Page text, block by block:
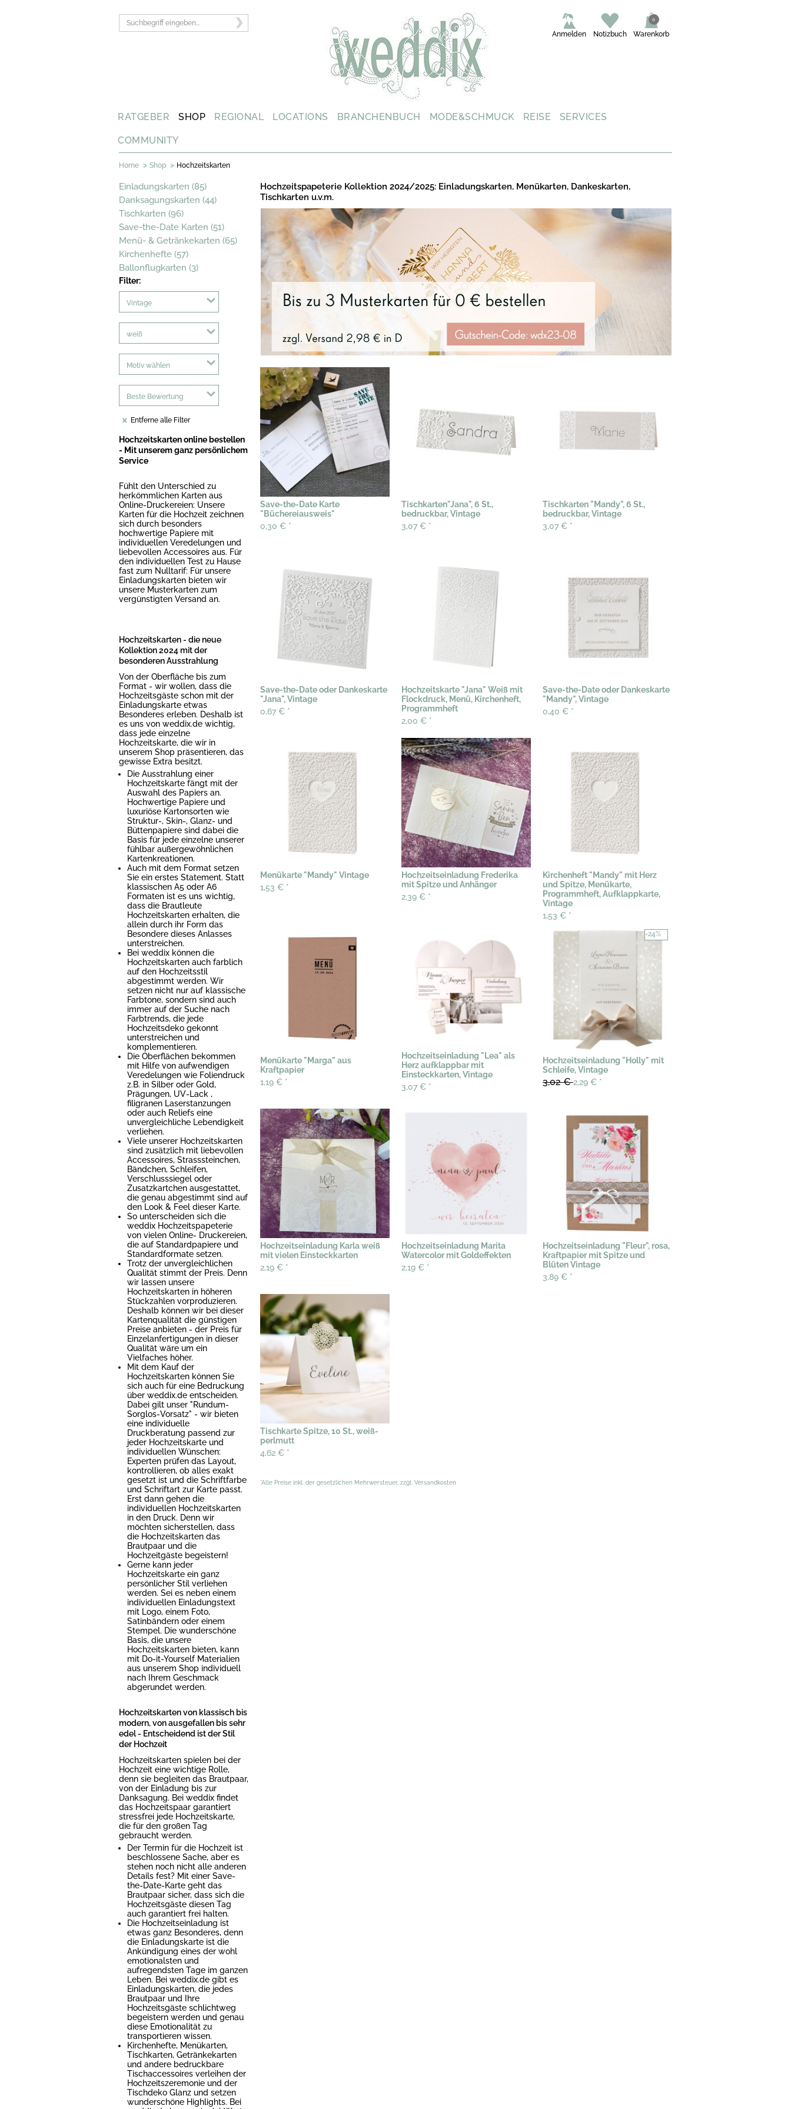
Warenkorb
0
Notizbuch
Anmelden
RATGEBER SHOP REGIONAL LOCATIONS BRANCHENBUCH MODE&SCHMUCK REISE SERVICES
COMMUNITY
Home > Shop > Hochzeitskarten
Einladungskarten (85)
Danksagungskarten (44)
Tischkarten (96)
Save-the-Date Karten (51)
Menü- & Getränkekarten (65)
Kirchenhefte (57)
Ballonflugkarten (3)
Filter:
Vintage
weiß
Motiv wählen
Beste Bewertung
Entferne alle Filter
Hochzeitskarten online bestellen
- Mit unserem ganz persönlichem
Service
Fühlt den Unterschied zu
herkömmlichen Karten aus
Online-Druckereien: Unsere
Karten für die Hochzeit zeichnen
sich durch besonders
hochwertige Papiere mit
individuellen Veredelungen und
liebevollen Accessoires aus. Für
den individuellen Test zu Hause
fast zum Nulltarif: Für unsere
Einladungskarten bieten wir
unsere Musterkarten zum
vergünstigten Versand an.
Hochzeitskarten - die neue
Kollektion 2024 mit der
besonderen Ausstrahlung
Von der Oberfläche bis zum
Format - wir wollen, dass die
Hochzeitsgäste schon mit der
Einladungskarte etwas
Besonderes erleben. Deshalb ist
es uns von weddix.de wichtig,
dass jede einzelne
Hochzeitskarte, die wir in
unserem Shop präsentieren, das
gewisse Extra besitzt.
Die Ausstrahlung einer
Hochzeitskarte fängt mit der
Auswahl des Papiers an.
Hochwertige Papiere und
luxuriöse Kartonsorten wie
Struktur-, Skin-, Glanz- und
Büttenpapiere sind dabei die
Basis für jede einzelne unserer
fühlbar außergewöhnlichen
Kartenkreationen.
Auch mit dem Format setzen
Sie ein erstes Statement. Statt
klassischen A5 oder A6
Formaten ist es uns wichtig,
dass die Brautleute
Hochzeitskarten erhalten, die
allein durch ihr Form das
Besondere dieses Anlasses
unterstreichen.
Bei weddix können die
Hochzeitskarten auch farblich
auf den Hochzeitsstil
abgestimmt werden. Wir
setzen nicht nur auf klassische
Farbtone, sondern sind auch
immer auf der Suche nach
Farbtrends, die jede
Hochzeitsdeko gekonnt
unterstreichen und
komplementieren.
Die Oberflächen bekommen
mit Hilfe von aufwendigen
Veredelungen wie Foliendruck
z.B. in Silber oder Gold,
Prägungen, UV-Lack ,
filigranen Laserstanzungen
oder auch Reliefs eine
unvergleichliche Lebendigkeit
verliehen.
Viele unserer Hochzeitskarten
sind zusätzlich mit liebevollen
Accessoires, Strasssteinchen,
Bändchen, Schleifen,
Verschlusssiegel oder
Zusatzkartchen ausgestattet,
die genau abgestimmt sind auf
den Look & Feel dieser Karte.
So unterscheiden sich die
weddix Hochzeitspapeterie
von vielen Online- Druckereien,
die auf Standardpapiere und
Standardformate setzen.
Trotz der unvergleichlichen
Qualität stimmt der Preis. Denn
wir lassen unsere
Hochzeitskarten in höheren
Stückzahlen vorproduzieren.
Deshalb können wir bei dieser
Kartenqualität die günstigen
Preise anbieten - der Preis für
Einzelanfertigungen in dieser
Qualität wäre um ein
Vielfaches höher.
Mit dem Kauf der
Hochzeitskarten können Sie
sich auch für eine Bedruckung
über weddix.de entscheiden.
Dabei gilt unser "Rundum-
Sorglos-Vorsatz" - wir bieten
eine individuelle
Druckberatung passend zur
jeder Hochzeitskarte und
individuellen Wünschen:
Experten prüfen das Layout,
kontrollieren, ob alles exakt
gesetzt ist und die Schriftfarbe
und Schriftart zur Karte passt.
Erst dann gehen die
individuellen Hochzeitskarten
in den Druck. Denn wir
möchten sicherstellen, dass
die Hochzeitskarten das
Brautpaar und die
Hochzeitgäste begeistern!
Gerne kann jeder
Hochzeitskarte ein ganz
persönlicher Stil verliehen
werden. Sei es neben einem
individuellen Einladungstext
mit Logo, einem Foto,
Satinbändern oder einem
Stempel. Die wunderschöne
Basis, die unsere
Hochzeitskarten bieten, kann
mit Do-it-Yourself Materialien
aus unserem Shop individuell
nach Ihrem Geschmack
abgerundet werden.
Hochzeitskarten von klassisch bis
modern, von ausgefallen bis sehr
edel - Entscheidend ist der Stil
der Hochzeit
Hochzeitskarten spielen bei der
Hochzeit eine wichtige Rolle,
denn sie begleiten das Brautpaar,
von der Einladung bis zur
Danksagung. Bei weddix findet
das Hochzeitspaar garantiert
stressfrei jede Hochzeitskarte,
die für den großen Tag
gebraucht werden.
Der Termin für die Hochzeit ist
beschlossene Sache, aber es
stehen noch nicht alle anderen
Details fest? Mit einer Save-
the-Date-Karte geht das
Brautpaar sicher, dass sich die
Hochzeitsgäste diesen Tag
auch garantiert frei halten.
Die Hochzeitseinladung ist
etwas ganz Besonderes, denn
die Einladungskarte ist die
Ankündigung eines der wohl
emotionalsten und
aufregendsten Tage im ganzen
Leben. Bei weddix.de gibt es
Einladungskarten, die jedes
Brautpaar und Ihre
Hochzeitsgäste schlichtweg
begeistern werden und genau
diese Emotionalität zu
transportieren wissen.
Kirchenhefte, Menükarten,
Tischkarten, Getränkekarten
und andere bedruckbare
Tischaccessoires verleihen der
Hochzeitszeremonie und der
Tischdeko Glanz und setzen
wunderschöne Highlights. Bei
Hochzeitspapeterie Kollektion 2024/2025: Einladungskarten, Menükarten, Dankeskarten,
Tischkarten u.v.m.
Save-the-Date Karte
"Büchereiausweis"
0,30 € *
Tischkarten"Jana", 6 St.,
bedruckbar, Vintage
3,07 € *
Tischkarten "Mandy", 6 St.,
bedruckbar, Vintage
3,07 € *
Save-the-Date oder Dankeskarte
"Jana", Vintage
0,67 € *
Hochzeitskarte "Jana" Weiß mit
Flockdruck, Menü, Kirchenheft,
Programmheft
2,00 € *
Save-the-Date oder Dankeskarte
"Mandy", Vintage
0,40 € *
Menükarte "Mandy" Vintage
1,53 € *
Hochzeitseinladung Frederika
mit Spitze und Anhänger
2,39 € *
Kirchenheft "Mandy" mit Herz
und Spitze, Menükarte,
Programmheft, Aufklappkarte,
Vintage
1,53 € *
Menükarte "Marga" aus
Kraftpapier
1,19 € *
Hochzeitseinladung "Lea" als
Herz aufklappbar mit
Einsteckkarten, Vintage
3,07 € *
-24%
Hochzeitseinladung "Holly" mit
Schleife, Vintage
3,02 €2,29 € *
Hochzeitseinladung Karla weiß
mit vielen Einsteckkarten
2,19 € *
Hochzeitseinladung Marita
Watercolor mit Goldeffekten
2,19 € *
Hochzeitseinladung "Fleur", rosa,
Kraftpapier mit Spitze und
Blüten Vintage
3,89 € *
Tischkarte Spitze, 10 St., weiß-
perlmutt
4,62 € *
*Alle Preise inkl. der gesetzlichen Mehrwersteuer, zzgl. Versandkosten